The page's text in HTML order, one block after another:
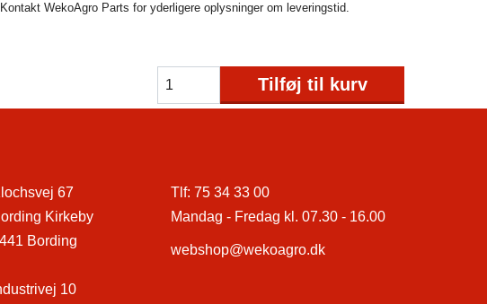
Kontakt WekoAgro Parts for yderligere oplysninger om leveringstid.
Tilføj til kurv
67
Kirkeby
Bording
10
Tlf: 75 34 33 00
Mandag - Fredag kl. 07.30 - 16.00
webshop@wekoagro.dk